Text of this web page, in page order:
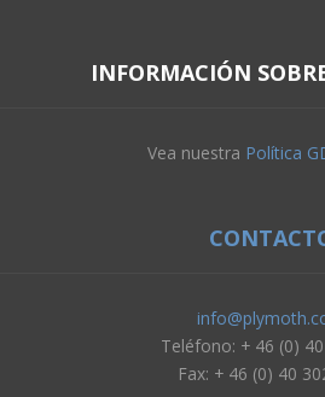
INFORMACIÓN
Vea nuestra Política
Teléfono: + 46 (0)
Fax: + 46 (0) 40